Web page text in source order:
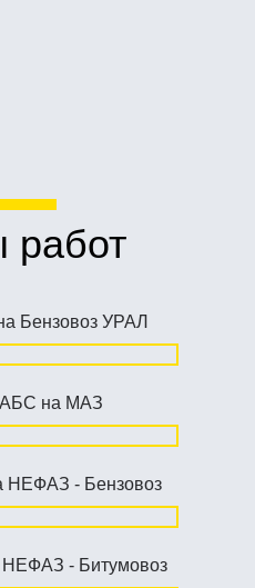
работ
Бензовоз УРАЛ
АБС на МАЗ
НЕФАЗ - Бензовоз
- Битумовоз